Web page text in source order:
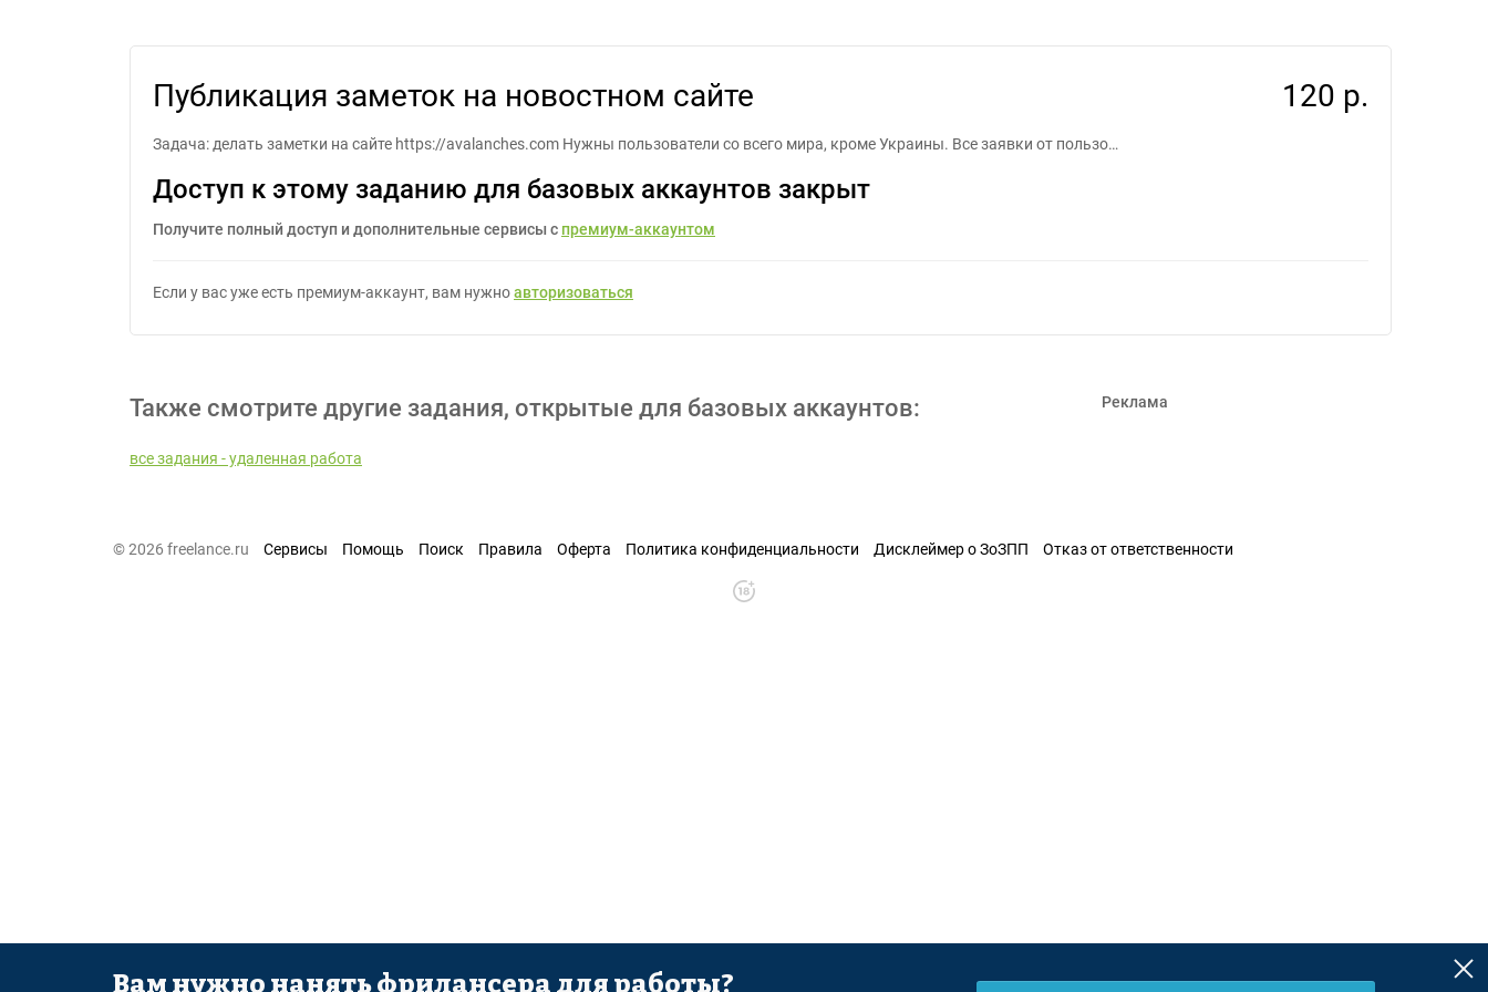
Публикация заметок на новостном сайте 120 р.
Задача: делать заметки на сайте https://avalanches.com Нужны пользователи со всего мира, кроме Украины. Все заявки от пользо…
Доступ к этому заданию для базовых аккаунтов закрыт
Получите полный доступ и дополнительные сервисы с премиум-аккаунтом
Если у вас уже есть премиум-аккаунт, вам нужноавторизоваться
Также смотрите другие задания, открытые для базовых аккаунтов:
все задания - удаленная работа
Реклама
© 2026 freelance.ru Сервисы Помощь Поиск Правила Оферта Политика конфиденциальности Дисклеймер о ЗоЗПП Отказ от ответственности
Вам нужно нанять фрилансера для работы?